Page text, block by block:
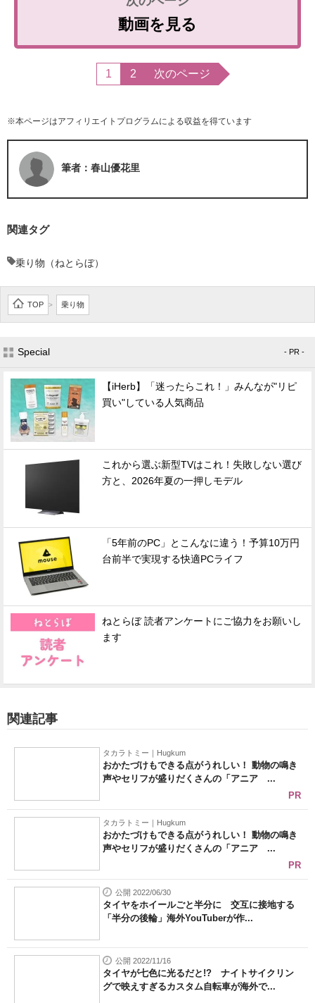
動画を見る
1 2 次のページ
※本ページはアフィリエイトプログラムによる収益を得ています
筆者：春山優花里
関連タグ
乗り物（ねとらぼ）
TOP > 乗り物
Special - PR -
【iHerb】「迷ったらこれ！」みんなが"リピ
買い"している人気商品
これから選ぶ新型TVはこれ！失敗しない選び
方と、2026年夏の一押しモデル
「5年前のPC」とこんなに違う！予算10万円
台前半で実現する快適PCライフ
ねとらぼ 読者アンケートにご協力をお願いし
ます
関連記事
タカラトミー｜Hugkum
おかたづけもできる点がうれしい！ 動物の鳴き
声やセリフが盛りだくさんの「アニア ...
PR
タカラトミー｜Hugkum
おかたづけもできる点がうれしい！ 動物の鳴き
声やセリフが盛りだくさんの「アニア ...
PR
公開 2022/06/30
タイヤをホイールごと半分に 交互に接地する
「半分の後輪」海外YouTuberが作...
公開 2022/11/16
タイヤが七色に光るだと!? ナイトサイクリン
グで映えすぎるカスタム自転車が海外で...